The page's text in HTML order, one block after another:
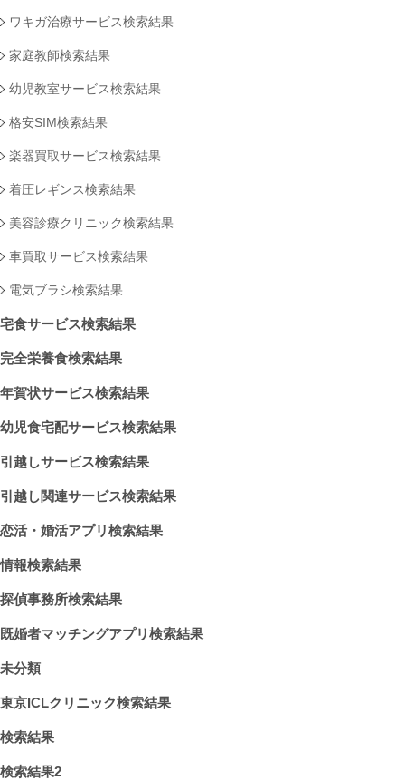
ワキガ治療サービス検索結果
家庭教師検索結果
幼児教室サービス検索結果
格安SIM検索結果
楽器買取サービス検索結果
着圧レギンス検索結果
美容診療クリニック検索結果
車買取サービス検索結果
電気ブラシ検索結果
宅食サービス検索結果
完全栄養食検索結果
年賀状サービス検索結果
幼児食宅配サービス検索結果
引越しサービス検索結果
引越し関連サービス検索結果
恋活・婚活アプリ検索結果
情報検索結果
探偵事務所検索結果
既婚者マッチングアプリ検索結果
未分類
東京ICLクリニック検索結果
検索結果
検索結果2